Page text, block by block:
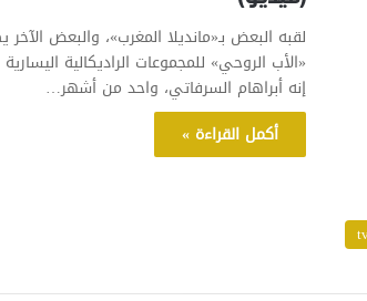
لقبه البعض بـ«مانديلا المغرب»، والبعض
«الأب الروحي» للمجموعات الراديكالية اليسارية
إنه أبراهام السرفاتي، واحد من أشهر…
أكمل القراءة »